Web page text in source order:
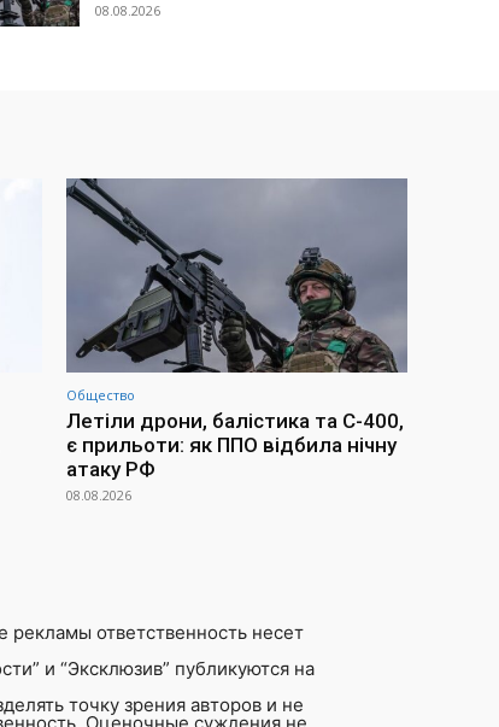
08.08.2026
Общество
Летіли дрони, балістика та С-400,
є прильоти: як ППО відбила нічну
атаку РФ
08.08.2026
рекламы ответственность несет
и “Эксклюзив” публикуются на
точку зрения авторов и не